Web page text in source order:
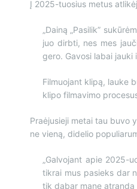
Į 2025-tuosius metus
„Dainą „Pasilik”
juo dirbti, nes mes
gero. Gavosi labai jauki
Filmuojant klipą, lauke
klipo filmavimo
Praėjusieji metai tau buvo
ne vieną, didelio
„Galvojant apie 2025-
tikrai mus pasieks dar
tik dabar mane atranda